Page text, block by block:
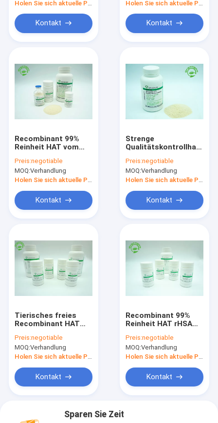
0.125EU/ug gereinigt
Kontakt
Protein
Kontakt
Recombinant 99%
Reinheit HAT vom
Reihenfolge
abgeleitet, wie
Plasma HAT
Preis:negotiable
MOQ:Verhandlung
Kontakt
Strenge
Qualitätskontrollhat
Albumin das Weiß,
zum des beige
lyophilisierten
beleuchten
Preis:negotiable
MOQ:Verhandlung
Kontakt
Tierisches freies
Recombinant HAT
Serum-Albumin rHSA
hat gute Reihen-
Übereinstimmung
Preis:negotiable
MOQ:Verhandlung
Holen Sie sich aktuelle Preis
Kontakt
Recombinant 99%
Reinheit HAT rHSA
industrielle
biologische
Reagenzien
Preis:negotiable
MOQ:Verhandlung
Holen Sie sich aktuelle Preis
Kontakt
Sparen Sie Zeit